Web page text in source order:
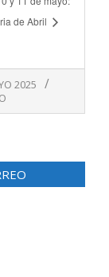
de Abril
2025